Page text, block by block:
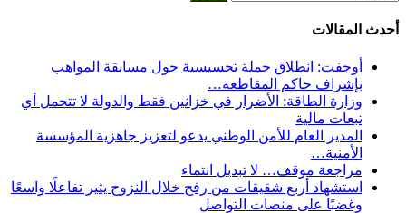
أحدث المقالات
أوجفت: انطلاق حملة تحسيسية حول مسابقة المواهب
بإشراف حاكم المقاطعة…
وزارة الطاقة: الأضرار في خزانين فقط والدولة لا تتحمل أي
تبعات مالية
المدير العام للأمن الوطني يدعو لتعزيز جاهزية المؤسسة
الأمنية…
مراجعة موقف… لا تبديل انتماء
استشهاد أربع شقيقات من رفح خلال النزوح يثير تفاعلًا واسعًا
وغضبًا على منصات التواصل